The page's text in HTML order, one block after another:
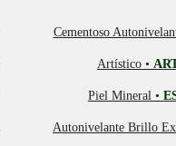
Cementoso
Artístico •
Piel Mineral •
Autonivelante Brillo